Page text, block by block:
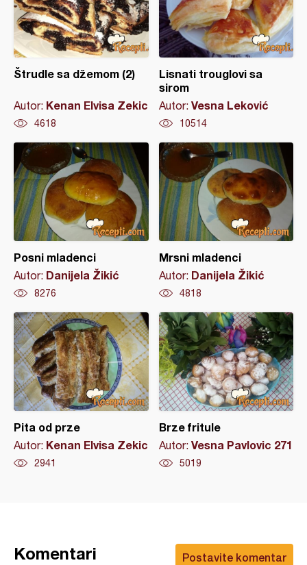
Štrudle sa džemom (2)
Autor: Kenan Elvisa Zekic
4618
Lisnati trouglovi sa
sirom
Autor: Vesna Leković
10514
Posni mladenci
Autor: Danijela Žikić
8276
Mrsni mladenci
Autor: Danijela Žikić
4818
Pita od prze
Autor: Kenan Elvisa Zekic
2941
Brze fritule
Autor: Vesna Pavlovic 271
5019
Postavite komentar
Komentari